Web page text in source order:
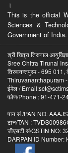
।
This is the official
Sciences &
Government of India.
श्री चित्रा तिरुनाल
Sree Chitra Tirunal
तिरुवनन्तपुरम - 695 011,
Thiruvananthapuram
ईमेल /
फोण/Phone : 91-471-
पान सं /PAN NO:
टान/TAN :
जीएसटी सं/GSTIN
DARPAN ID Number: